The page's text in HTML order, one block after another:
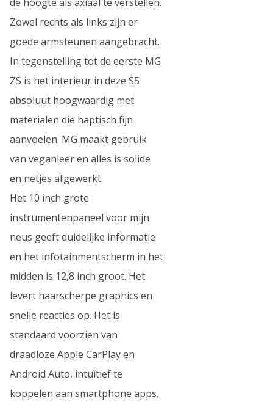
Zowel rechts als links zijn er
goede armsteunen aangebracht.
In tegenstelling tot de eerste MG
ZS is het interieur in deze S5
absoluut hoogwaardig met
materialen die haptisch fijn
aanvoelen. MG maakt gebruik
van veganleer en alles is solide
en netjes afgewerkt.
Het 10 inch grote
instrumentenpaneel voor mijn
neus geeft duidelijke informatie
en het infotainmentscherm in het
midden is 12,8 inch groot. Het
levert haarscherpe graphics en
snelle reacties op. Het is
standaard voorzien van
draadloze Apple CarPlay en
Android Auto, intuïtief te
koppelen aan smartphone apps.